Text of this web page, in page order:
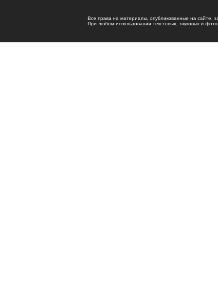
Все права на материалы, опубликованные на сайте,
При любом использовании текстовых, звуковых и